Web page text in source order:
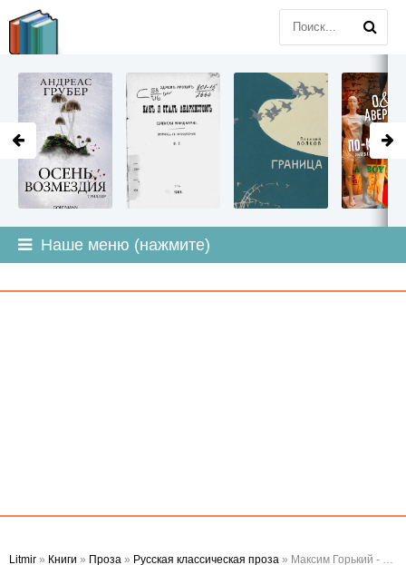
Наше меню (нажмите)
Litmir » Книги » Проза » Русская классическая проза » Максим Горький - Фома Гордеев
LITMIR.ORG